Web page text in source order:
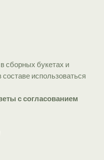
сборных букетах и
использоваться
с согласованием